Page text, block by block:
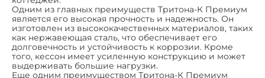
Одним из главных преимуществ Тритона-К Премиум
является его высокая прочность и надежность. Он
изготовлен из высококачественных материалов, таких
как нержавеющая сталь, что обеспечивает его
долговечность и устойчивость к коррозии. Кроме
того, кессон имеет усиленную конструкцию и может
выдерживать большие нагрузки.
Еще одним преимуществом Тритона-К Премиум